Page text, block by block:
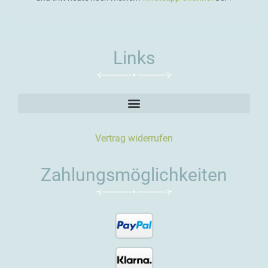
Links
Vertrag widerrufen
Zahlungsmöglichkeiten